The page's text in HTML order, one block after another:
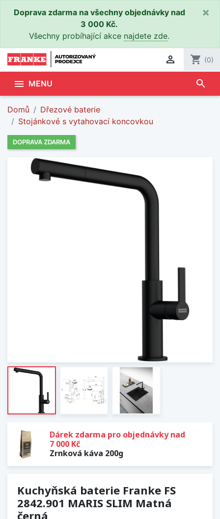
Doprava zdarma na všechny objednávky nad
3 000 Kč.
Všechny probíhající akce najdete zde.
×
 shopping_cart (0)
 MENU search
Domů
Dřezové baterie
Stojánkové s vytahovací koncovkou
DOPRAVA ZDARMA
Dárek zdarma pro objednávky nad
7 000 Kč
Zrnková káva 200g
Kuchyňská baterie Franke FS
2842.901 MARIS SLIM Matná
černá